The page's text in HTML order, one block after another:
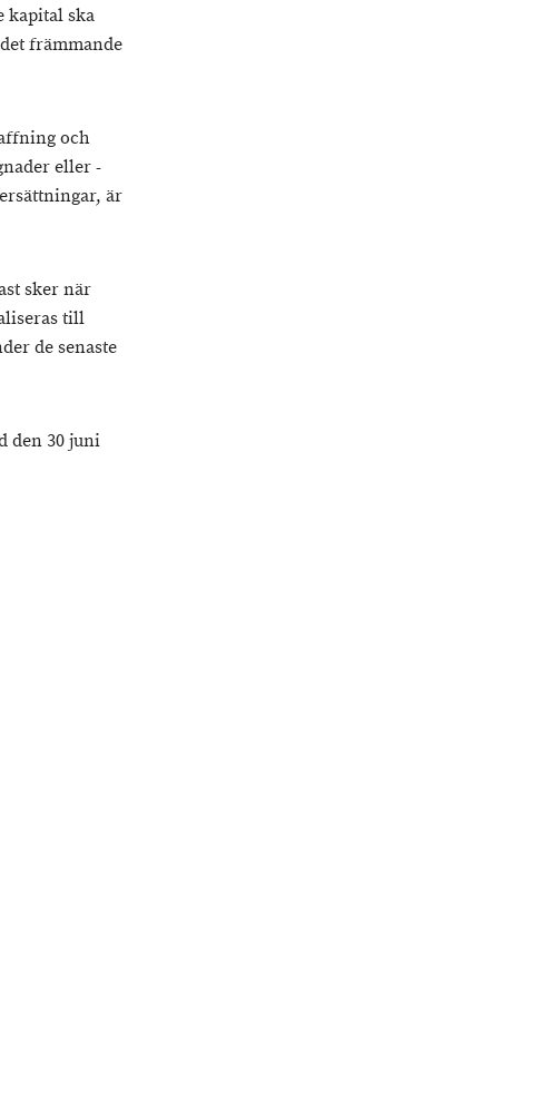
kapital ska
främmande
och
eller -
är
sker när
till
de senaste
den 30 juni